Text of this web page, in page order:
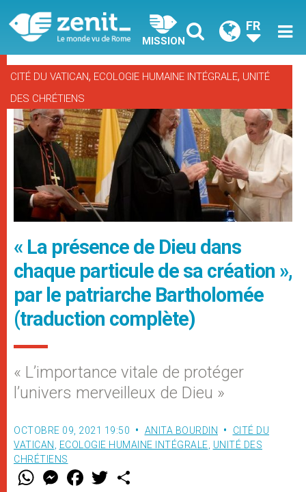
MISSION
FR
CITÉ DU VATICAN, ECOLOGIE HUMAINE INTÉGRALE, UNITÉ
DES CHRÉTIENS
« La présence de Dieu dans
chaque particule de sa création »,
par le patriarche Bartholomée
(traduction complète)
« L’importance vitale de protéger
l’univers merveilleux de Dieu »
OCTOBRE 09, 2021 19:50 ANITA BOURDIN
CITÉ DU
VATICAN , ECOLOGIE HUMAINE INTÉGRALE, UNITÉ DES
CHRÉTIENS
W M
e
F
a w